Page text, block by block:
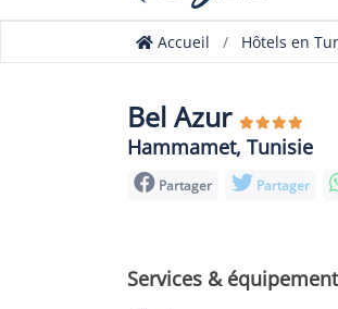
Accueil Hôtels en
Bel Azur
Hammamet, Tunisie
Partager Partager
Services &